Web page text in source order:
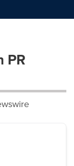
PR